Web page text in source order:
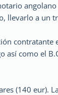
llevarlo a un
contratante
así como el
(140 eur).